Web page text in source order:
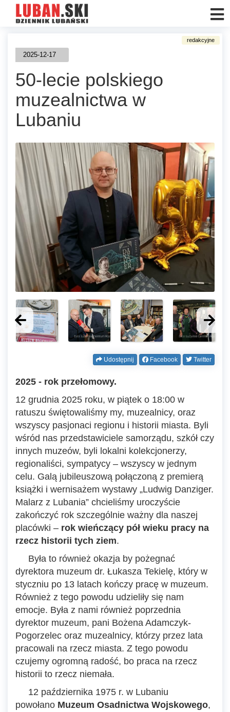
2025-12-17
50-lecie polskiego
muzealnictwa w
Lubaniu
Udostępnij Facebook Twitter
2025 - rok przełomowy.
12 grudnia 2025 roku, w piątek o 18:00 w
ratuszu świętowaliśmy my, muzealnicy, oraz
wszyscy pasjonaci regionu i historii miasta. Byli
wśród nas przedstawiciele samorządu, szkół czy
innych muzeów, byli lokalni kolekcjonerzy,
regionaliści, sympatycy – wszyscy w jednym
celu. Galą jubileuszową połączoną z premierą
książki i wernisażem wystawy „Ludwig Danziger.
Malarz z Lubania” chcieliśmy uroczyście
zakończyć rok szczególnie ważny dla naszej
placówki – rok wieńczący pół wieku pracy na
rzecz historii tych ziem.
Była to również okazja by pożegnać
dyrektora muzeum dr. Łukasza Tekielę, który w
styczniu po 13 latach kończy pracę w muzeum.
Również z tego powodu udzieliły się nam
emocje. Była z nami również poprzednia
dyrektor muzeum, pani Bożena Adamczyk-
Pogorzelec oraz muzealnicy, którzy przez lata
pracowali na rzecz miasta. Z tego powodu
czujemy ogromną radość, bo praca na rzecz
historii to rzecz niemała.
12 października 1975 r. w Lubaniu
powołano Muzeum Osadnictwa Wojskowego,